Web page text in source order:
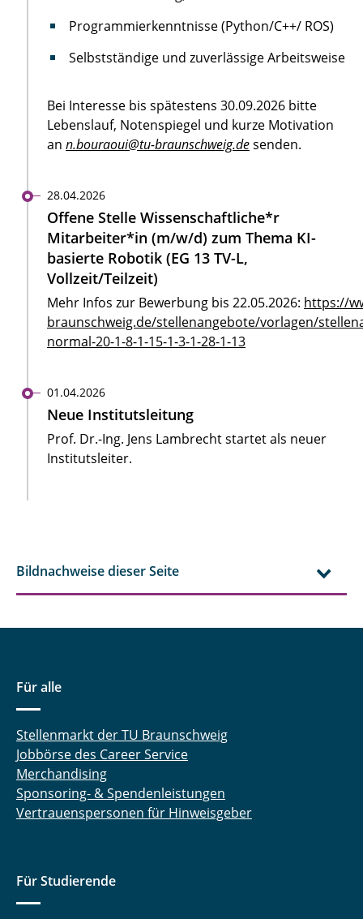
Programmierkenntnisse (Python/C++/ ROS)
Selbstständige und zuverlässige Arbeitsweise
Bei Interesse bis spätestens 30.09.2026 bitte
Lebenslauf, Notenspiegel und kurze Motivation
an n.bouraoui@tu-braunschweig.desenden.
28.04.2026
Offene Stelle Wissenschaftliche*r
Mitarbeiter*in (m/w/d) zum Thema KI-
basierte Robotik (EG 13 TV-L,
Vollzeit/Teilzeit)
Mehr Infos zur Bewerbung bis 22.05.2026: https://
braunschweig.de/stellenangebote/vorlagen/
normal-20-1-8-1-15-1-3-1-28-1-13
01.04.2026
Neue Institutsleitung
Prof. Dr.-Ing. Jens Lambrecht startet als neuer
Institutsleiter.
Bildnachweise dieser Seite
Für alle
Stellenmarkt der TU Braunschweig
Jobbörse des Career Service
Merchandising
Sponsoring- & Spendenleistungen
Vertrauenspersonen für Hinweisgeber
Für Studierende